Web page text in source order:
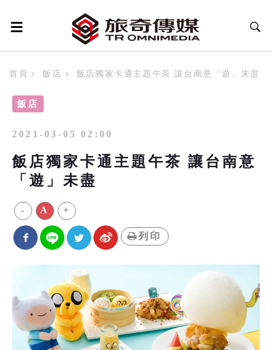
首頁 飯店 飯店獨家卡通主題午茶 讓台南意「遊」未盡
飯店
2021-03-05 02:00
飯店獨家卡通主題午茶 讓台南意
「遊」未盡
- A +
列印